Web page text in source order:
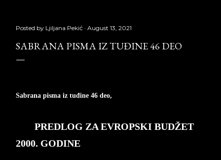
Posted by Ljiljana Pekić August 13, 2021
SABRANA PISMA IZ TUĐINE 46 DEO
Sabrana pisma iz tuđine 46 deo,
PRED­LOG ZA EVROP­SKI BUDŽET
2000. GO­DI­NE